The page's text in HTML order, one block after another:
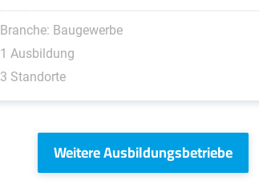
Branche: Baugewerbe
1 Ausbildung
3 Standorte
Weitere Ausbildungsbetriebe